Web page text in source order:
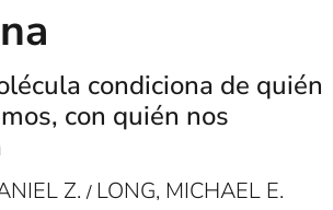
condiciona de quién
con quién nos
Z./ LONG, MICHAEL E.